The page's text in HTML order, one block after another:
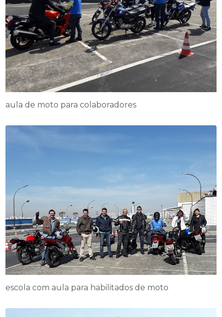
aula de moto para colaboradores
escola com aula para habilitados de moto